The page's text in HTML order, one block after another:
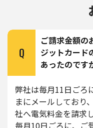
Q
ご請求金額の
ジットカード
あったのです
弊社は毎月11日ごろ
まにメールしており
社へ電気料金を請求
毎月10日ごろに、ご